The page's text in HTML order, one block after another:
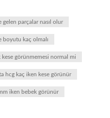
gelen parçalar nasıl olur
boyutu kaç olmalı
kese görünmemesi normal mi
hcg kaç iken kese görünür
iken bebek görünür